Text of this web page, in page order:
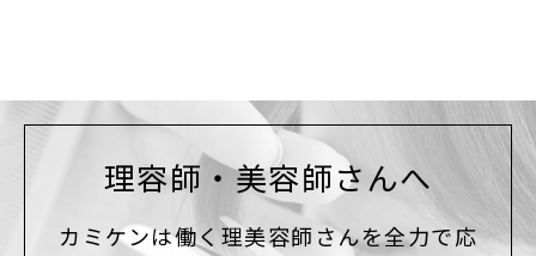
理容師・美容師さんへ
カミケンは働く理美容師さんを全力で応